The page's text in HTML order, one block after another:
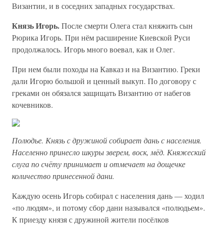
Византии, и в соседних западных государствах.
Князь Игорь.После смерти Олега стал княжить сын
Рюрика Игорь. При нём расширение Киевской Руси
продолжалось. Игорь много воевал, как и Олег.
При нем были походы на Кавказ и на Византию. Греки
дали Игорю большой и ценный выкуп. По договору с
греками он обязался защищать Византию от набегов
кочевников.
Полюдье. Князь с дружиной собирает дань с населения.
Населенно принесло шкуры зверем, воск, мёд. Княжеский
слуга по счёту принимает и отмечает на дощечке
количество принесенной дани.
Каждую осень Игорь собирал с населения дань — ходил
«по людям», и потому сбор дани назывался «полюдьем».
К приезду князя с дружиной жители посёлков